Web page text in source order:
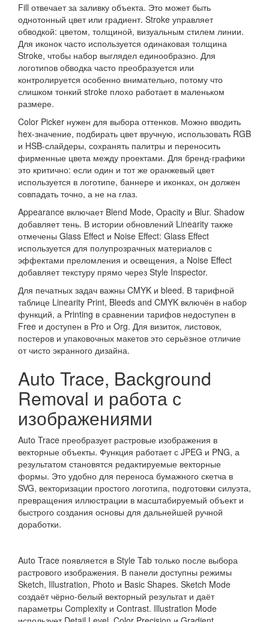
Fill отвечает за заливку объекта. Это может быть
однотонный цвет или градиент. Stroke управляет
обводкой: цветом, толщиной, визуальным стилем линии.
Для иконок часто используется одинаковая толщина
Stroke, чтобы набор выглядел единообразно. Для
логотипов обводка часто преобразуется или
контролируется особенно внимательно, потому что
слишком тонкий stroke плохо работает в маленьком
размере.
Color Picker нужен для выбора оттенков. Можно вводить
hex-значение, подбирать цвет вручную, использовать RGB
и HSB-слайдеры, сохранять палитры и переносить
фирменные цвета между проектами. Для бренд-графики
это критично: если один и тот же оранжевый цвет
используется в логотипе, баннере и иконках, он должен
совпадать точно, а не на глаз.
Appearance включает Blend Mode, Opacity и Blur. Shadow
добавляет тень. В истории обновлений Linearity также
отмечены Glass Effect и Noise Effect: Glass Effect
используется для полупрозрачных материалов с
эффектами преломления и освещения, а Noise Effect
добавляет текстуру прямо через Style Inspector.
Для печатных задач важны CMYK и bleed. В тарифной
таблице Linearity Print, Bleeds and CMYK включён в набор
функций, а Printing в сравнении тарифов недоступен в
Free и доступен в Pro и Org. Для визиток, листовок,
постеров и упаковочных макетов это серьёзное отличие
от чисто экранного дизайна.
Auto Trace, Background
Removal и работа с
изображениями
Auto Trace преобразует растровые изображения в
векторные объекты. Функция работает с JPEG и PNG, а
результатом становятся редактируемые векторные
формы. Это удобно для переноса бумажного скетча в
SVG, векторизации простого логотипа, подготовки силуэта,
превращения иллюстрации в масштабируемый объект и
быстрого создания основы для дальнейшей ручной
доработки.
Auto Trace появляется в Style Tab только после выбора
растрового изображения. В панели доступны режимы
Sketch, Illustration, Photo и Basic Shapes. Sketch Mode
создаёт чёрно-белый векторный результат и даёт
параметры Complexity и Contrast. Illustration Mode